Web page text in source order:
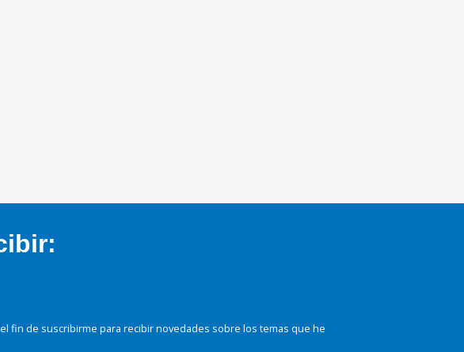
fin de suscribirme para recibir novedades sobre los temas que he